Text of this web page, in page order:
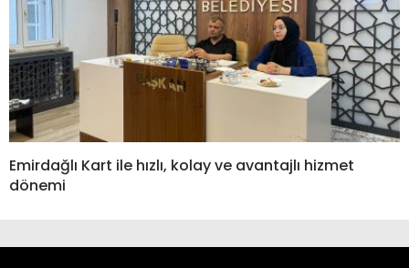
Emirdağlı Kart ile hızlı, kolay ve avantajlı hizmet
dönemi